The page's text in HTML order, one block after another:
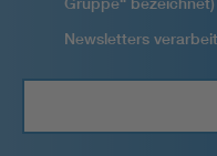
Newsletters